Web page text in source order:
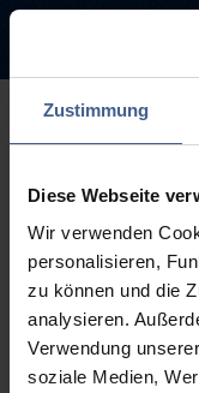
Zustimmung
Diese Webseite
Wir verwenden
personalisieren,
zu können und die
analysieren.
Verwendung
soziale Medien,
Sorry, this
available.
The link you followed
removed.